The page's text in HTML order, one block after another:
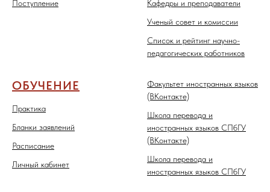
Поступление
Кафедры и преподаватели
Ученый совет и комиссии
Список и рейтинг научно-
педагогических работников
ОБУЧЕНИЕ
Практика
Бланки заявлений
Расписание
Личный кабинет
Факультет иностранных языков
(ВКонтакте)
Школа перевода и
иностранных языков СПбГУ
(ВКонтакте)
Школа перевода и
иностранных языков СПбГУ